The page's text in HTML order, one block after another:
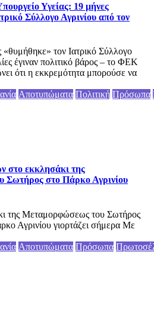
Υγείας: 19 μήνες
Σύλλογο Αγρινίου από τον
τον Ιατρικό Σύλλογο
έγιναν πολιτικό βάρος – το ΦΕΚ
ότι η εκκρεμότητα μπορούσε να
Αποτυπώματα Πολιτική Πρόσωπα
στο εκκλησάκι της
στο Πάρκο Αγρινίου
της Μεταμορφώσεως του Σωτήρος
Αγρινίου γιορτάζει σήμερα Με
Αποτυπώματα Πρόσωπα